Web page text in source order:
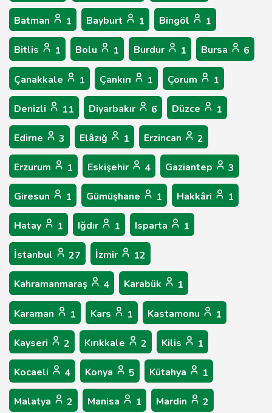
Batman 1 Bayburt 1 Bingöl 1
Bitlis 1 Bolu 1 Burdur 1 Bursa 6
Çanakkale 1 Çankırı 1 Çorum 1
Denizli 11 Diyarbakır 6 Düzce 1
Edirne 3 Elâzığ 1 Erzincan 2
Erzurum 1 Eskişehir 4 Gaziantep 3
Giresun 1 Gümüşhane 1 Hakkâri 1
Hatay 1 Iğdır 1 Isparta 1
İstanbul 27 İzmir 12
Kahramanmaraş 4 Karabük 1
Karaman 1 Kars 1 Kastamonu 1
Kayseri 2 Kırıkkale 2 Kilis 1
Kocaeli 4 Konya 5 Kütahya 1
Malatya 2 Manisa 1 Mardin 2